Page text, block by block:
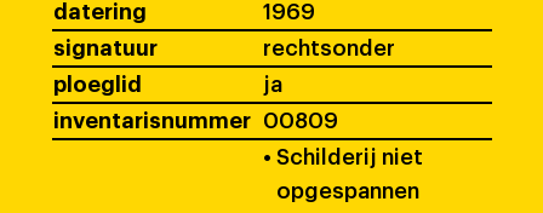
datering
1969
signatuur
rechtsonder
ploeglid
ja
inventarisnummer
00809
• Schilderij niet
opgespannen